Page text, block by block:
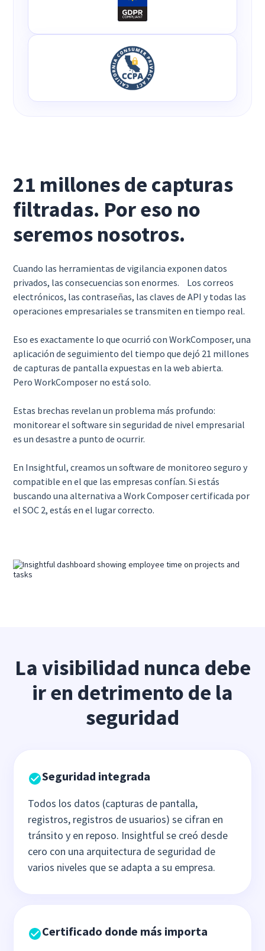
21 millones de capturas
filtradas. Por eso no
seremos nosotros.
Cuando las herramientas de vigilancia exponen datos
privados, las consecuencias son enormes. Los correos
electrónicos, las contraseñas, las claves de API y todas las
operaciones empresariales se transmiten en tiempo real.
Eso es exactamente lo que ocurrió con WorkComposer, una
aplicación de seguimiento del tiempo que dejó 21 millones
de capturas de pantalla expuestas en la web abierta.
Pero WorkComposer no está solo.
Estas brechas revelan un problema más profundo:
monitorear el software sin seguridad de nivel empresarial
es un desastre a punto de ocurrir.
En Insightful, creamos un software de monitoreo seguro y
compatible en el que las empresas confían. Si estás
buscando una alternativa a Work Composer certificada por
el SOC 2, estás en el lugar correcto.
La visibilidad nunca debe
ir en detrimento de la
seguridad
Seguridad integrada
Todos los datos (capturas de pantalla,
registros, registros de usuarios) se cifran en
tránsito y en reposo. Insightful se creó desde
cero con una arquitectura de seguridad de
varios niveles que se adapta a su empresa.
Certificado donde más importa